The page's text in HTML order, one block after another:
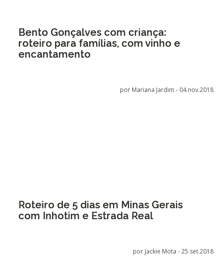
Bento Gonçalves com criança:
roteiro para famílias, com vinho e
encantamento
por Mariana Jardim - 04.nov.2018
Roteiro de 5 dias em Minas Gerais
com Inhotim e Estrada Real
por Jackie Mota -25.set.2018